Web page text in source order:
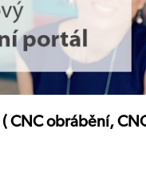
CNC obrábění,